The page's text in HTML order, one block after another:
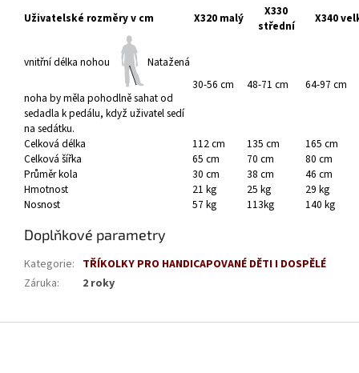
Uživatelské rozměry v cm X320 malý
X330
střední
X340
vnitřní délka nohou Natažená
noha by měla pohodlně sahat od
sedadla k pedálu, když uživatel sedí
na sedátku.
30-56 cm 48-71 cm 64-97 cm
Celková délka 112 cm 135 cm
165 cm
Celková šířka
65 cm 70 cm
80 cm
Průměr kola
30 cm 38 cm
46 cm
Hmotnost
21 kg 25 kg
29 kg
Nosnost
57 kg 113kg 140 kg
Doplňkové parametry
Kategorie: TŘÍKOLKY PRO HANDICAPOVANÉ DĚTI I DOSPĚLÉ
Záruka: 2 roky